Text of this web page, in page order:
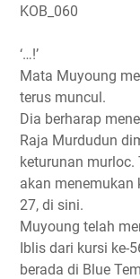
KOB_060
‘…!’
Mata Muyoung
terus muncul.
Dia berharap
Raja Murdudun
keturunan murloc.
akan menemukan
27, di sini.
Muyoung telah
Iblis dari kursi ke-
berada di Blue